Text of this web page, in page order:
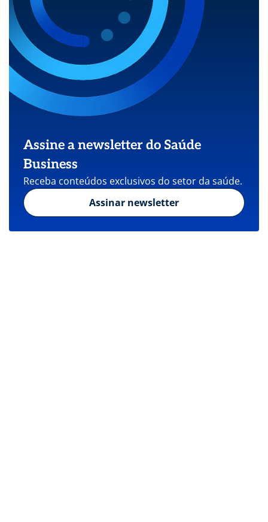
Assine a newsletter do Saúde
Business
Receba conteúdos exclusivos do setor da saúde.
Assinar newsletter